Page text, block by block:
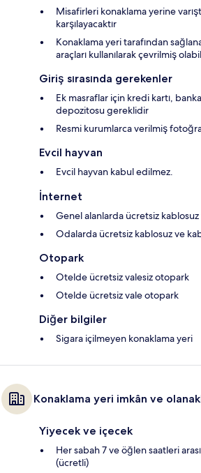
Misafirleri konaklama yerine
karşılayacaktır
Konaklama yeri tarafından
araçları kullanılarak çevrilmiş
Giriş sırasında gerekenler
Ek masraflar için kredi kartı,
depozitosu gereklidir
Resmi kurumlarca verilmiş
Evcil hayvan
Evcil hayvan kabul edilmez.
İnternet
Genel alanlarda ücretsiz
Odalarda ücretsiz kablosuz ve
Otopark
Otelde ücretsiz valesiz otopark
Otelde ücretsiz vale otopark
Diğer bilgiler
Sigara içilmeyen konaklama yeri
Konaklama yeri imkân ve
Yiyecek ve içecek
Her sabah 7 ve öğlen saatleri
(ücretli)